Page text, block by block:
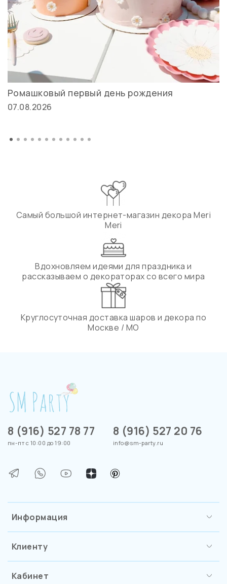
Ромашковый первый день рождения
07.08.2026
Самый большой интернет-магазин декора Meri
Meri
Вдохновляем идеями для праздника и
рассказываем о декораторах со всего мира
Круглосуточная доставка шаров и декора по
Москве / МО
Информация
Клиенту
Кабинет
8 (916) 527 78 77
пн-пт с 10:00 до 19:00
8 (916) 527 20 76
info@sm-party.ru